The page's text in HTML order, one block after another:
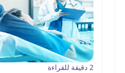
2 دقيقة للقراءة